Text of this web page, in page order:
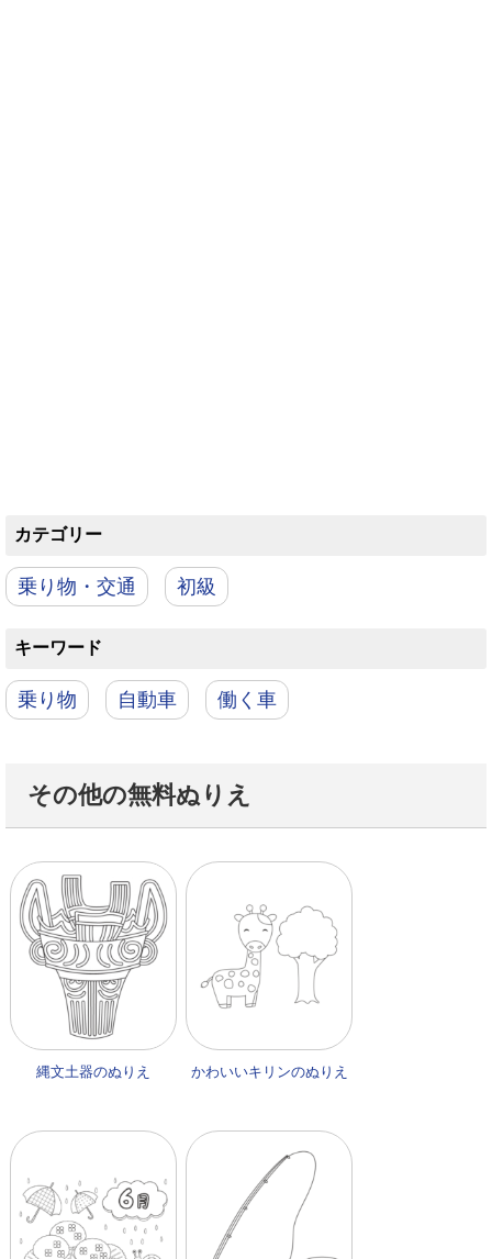
カテゴリー
乗り物・交通 初級
キーワード
乗り物 自動車 働く車
その他の無料ぬりえ
縄文土器のぬりえ かわいいキリンのぬりえ